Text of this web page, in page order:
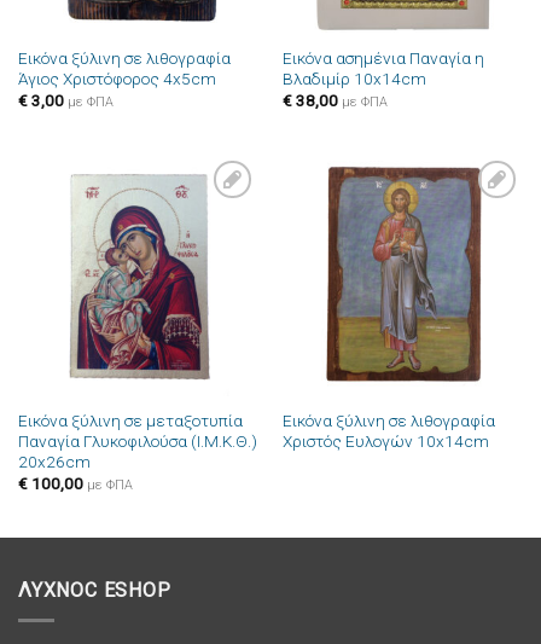
Εικόνα ξύλινη σε λιθογραφία
Άγιος Χριστόφορος 4x5cm
€3,00 με ΦΠΑ
Εικόνα ασημένια Παναγία η
Βλαδιμίρ 10x14cm
€38,00 με ΦΠΑ
στην λίστα
επιθυμιών
Εικόνα ξύλινη σε μεταξοτυπία
Παναγία Γλυκοφιλούσα (Ι.Μ.Κ.Θ.)
20x26cm
€100,00 με ΦΠΑ
στην λίστα
επιθυμιών
Εικόνα ξύλινη σε λιθογραφία
Χριστός Ευλογών 10x14cm
ΛΥΧΝΟC ESHOP